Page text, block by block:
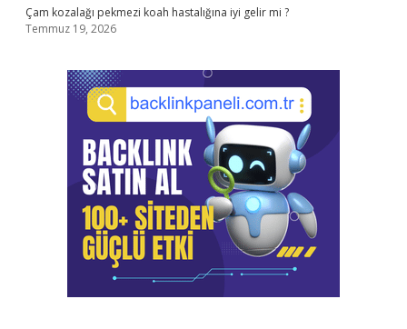
Çam kozalağı pekmezi koah hastalığına iyi gelir mi ?
Temmuz 19, 2026